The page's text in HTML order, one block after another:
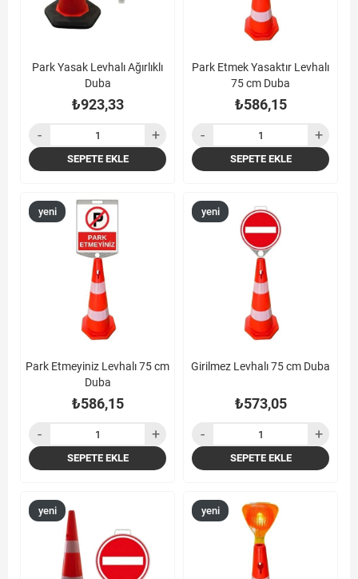
Park Yasak Levhalı Ağırlıklı
Duba
₺923,33
SEPETE EKLE
Park Etmek Yasaktır Levhalı
75 cm Duba
₺586,15
SEPETE EKLE
Park Etmeyiniz Levhalı 75 cm
Duba
₺586,15
yeni
SEPETE EKLE
Girilmez Levhalı 75 cm Duba
₺573,05
yeni
SEPETE EKLE
yeni
yeni